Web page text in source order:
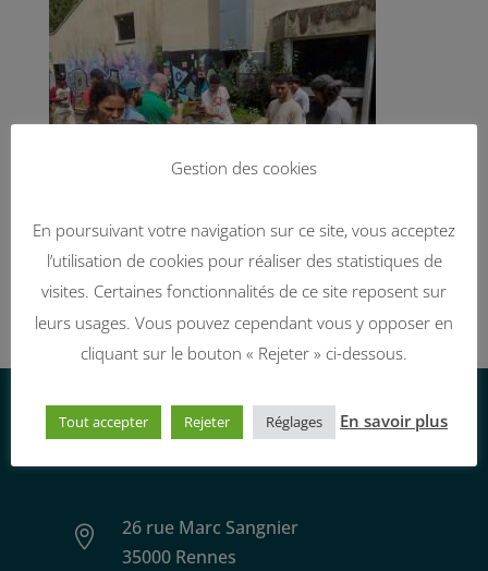
Exil’art – juillet 2023
Nous contacter

26 rue Marc Sangnier
35000 Rennes
Gestion des cookies
En poursuivant votre navigation sur ce site, vous acceptez
l’utilisation de cookies pour réaliser des statistiques de
visites. Certaines fonctionnalités de ce site reposent sur
leurs usages. Vous pouvez cependant vous y opposer en
cliquant sur le bouton « Rejeter » ci-dessous.
Tout accepter Rejeter Réglages En savoir plus